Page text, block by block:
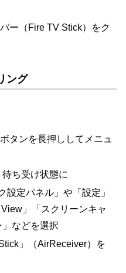
ー（Fire TV Stick）をク
ング
タンを長押ししてメニュ
ち受け状態に
設定パネル」や「設定」
」「スクリーンキャ
などを選択
」（AirReceiver）を